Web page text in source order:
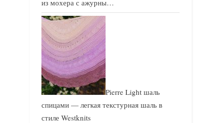
из мохера с ажурны…
Pierre Light шаль
спицами — легкая текстурная шаль в
стиле Westknits